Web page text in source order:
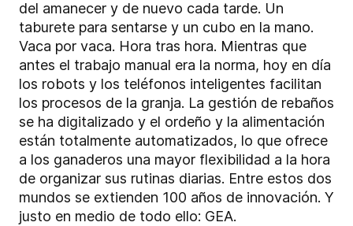
del amanecer y de nuevo cada tarde. Un
taburete para sentarse y un cubo en la mano.
Vaca por vaca. Hora tras hora. Mientras que
antes el trabajo manual era la norma, hoy en día
los robots y los teléfonos inteligentes facilitan
los procesos de la granja. La gestión de rebaños
se ha digitalizado y el ordeño y la alimentación
están totalmente automatizados, lo que ofrece
a los ganaderos una mayor flexibilidad a la hora
de organizar sus rutinas diarias. Entre estos dos
mundos se extienden 100 años de innovación. Y
justo en medio de todo ello: GEA.